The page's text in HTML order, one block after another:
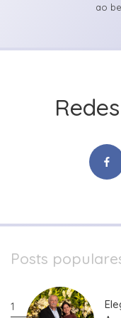
ao
Posts
1